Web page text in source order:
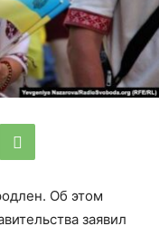
Об этом
заявил